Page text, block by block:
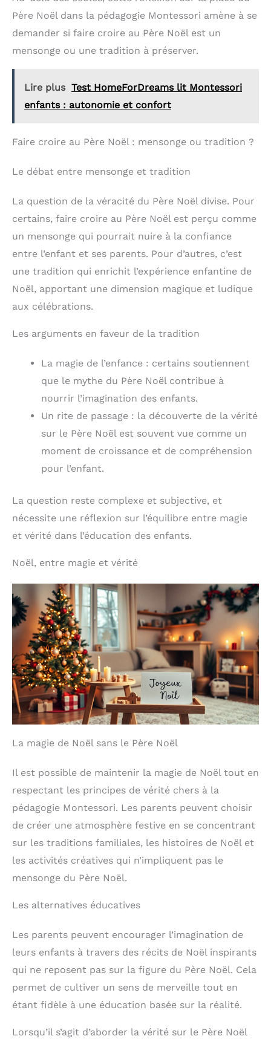
Père Noël dans la pédagogie Montessori amène à se
demander si faire croire au Père Noël est un
mensonge ou une tradition à préserver.
Lire plus Test HomeForDreams lit Montessori
enfants : autonomie et confort
Faire croire au Père Noël : mensonge ou tradition ?
Le débat entre mensonge et tradition
La question de la véracité du Père Noël divise. Pour
certains, faire croire au Père Noël est perçu comme
un mensonge qui pourrait nuire à la confiance
entre l’enfant et ses parents. Pour d’autres, c’est
une tradition qui enrichit l’expérience enfantine de
Noël, apportant une dimension magique et ludique
aux célébrations.
Les arguments en faveur de la tradition
La magie de l’enfance : certains soutiennent
que le mythe du Père Noël contribue à
nourrir l’imagination des enfants.
Un rite de passage : la découverte de la vérité
sur le Père Noël est souvent vue comme un
moment de croissance et de compréhension
pour l’enfant.
La question reste complexe et subjective, et
nécessite une réflexion sur l’équilibre entre magie
et vérité dans l’éducation des enfants.
Noël, entre magie et vérité
La magie de Noël sans le Père Noël
Il est possible de maintenir la magie de Noël tout en
respectant les principes de vérité chers à la
pédagogie Montessori. Les parents peuvent choisir
de créer une atmosphère festive en se concentrant
sur les traditions familiales, les histoires de Noël et
les activités créatives qui n’impliquent pas le
mensonge du Père Noël.
Les alternatives éducatives
Les parents peuvent encourager l’imagination de
leurs enfants à travers des récits de Noël inspirants
qui ne reposent pas sur la figure du Père Noël. Cela
permet de cultiver un sens de merveille tout en
étant fidèle à une éducation basée sur la réalité.
Lorsqu’il s’agit d’aborder la vérité sur le Père Noël